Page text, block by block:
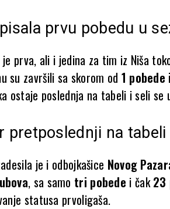
prvu pobedu u
je prva, ali i jedina za tim iz Niša
su završili sa skorom od 1
ostaje poslednja na tabeli i seli se
pretposlednji na tabeli
je i odbojkašice Novog
, sa samo tri pobede i čak23
statusa prvoligaša.